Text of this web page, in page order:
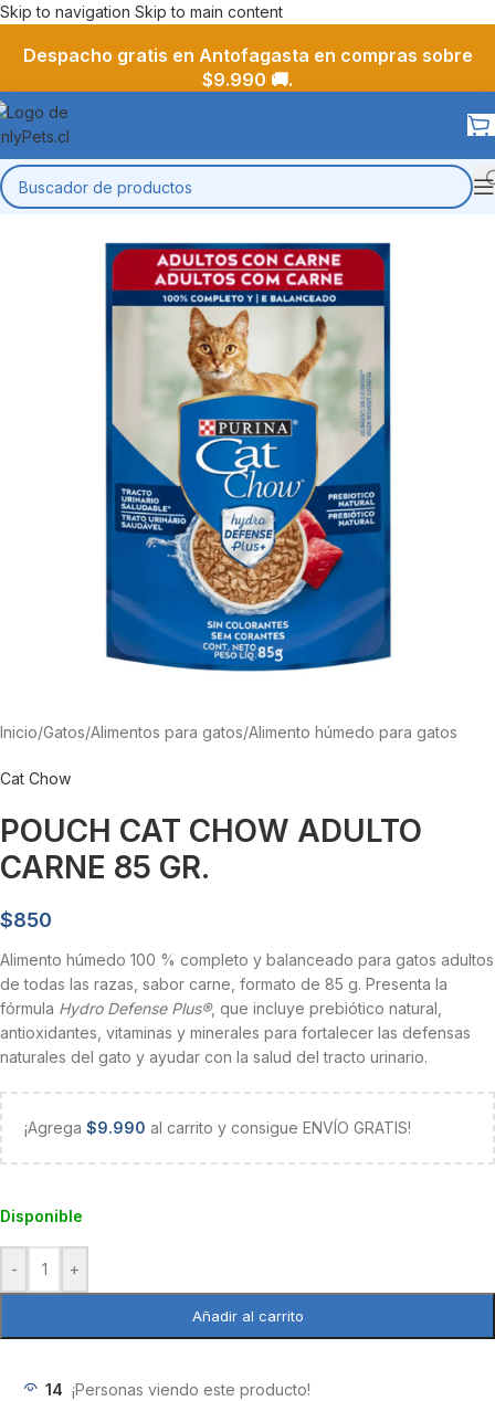
Skip to navigation Skip to main content
Despacho gratis en Antofagasta en compras sobre
$9.990 🚚.
Inicio/Gatos/Alimentos para gatos/Alimento húmedo para gatos
Cat Chow
POUCH CAT CHOW ADULTO
CARNE 85 GR.
$850
Alimento húmedo 100 % completo y balanceado para gatos adultos
de todas las razas, sabor carne, formato de 85 g. Presenta la
fórmula Hydro Defense Plus®, que incluye prebiótico natural,
antioxidantes, vitaminas y minerales para fortalecer las defensas
naturales del gato y ayudar con la salud del tracto urinario.
¡Agrega $9.990 al carrito y consigue ENVÍO GRATIS!
Disponible
- +
Añadir al carrito
14 ¡Personas viendo este producto!